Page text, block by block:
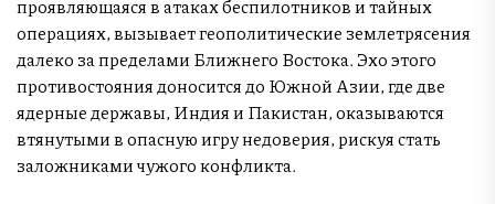
проявляющаяся в атаках беспилотников и тайных
операциях, вызывает геополитические землетрясения
далеко за пределами Ближнего Востока. Эхо этого
противостояния доносится до Южной Азии, где две
ядерные державы, Индия и Пакистан, оказываются
втянутыми в опасную игру недоверия, рискуя стать
заложниками чужого конфликта.